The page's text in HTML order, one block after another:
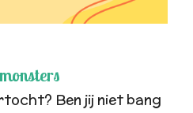
Ben jij niet bang